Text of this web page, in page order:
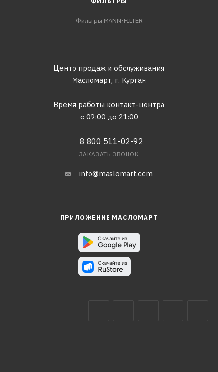
Фильтры MANN-FILTER
Центр продаж и обслуживания
Масломарт, г. Курган
Время работы контакт-центра
с 09:00 до 21:00
8 800 511-02-92
ЗАКАЗАТЬ ЗВОНОК
info@maslomart.com
ПРИЛОЖЕНИЕ МАСЛОМАРТ